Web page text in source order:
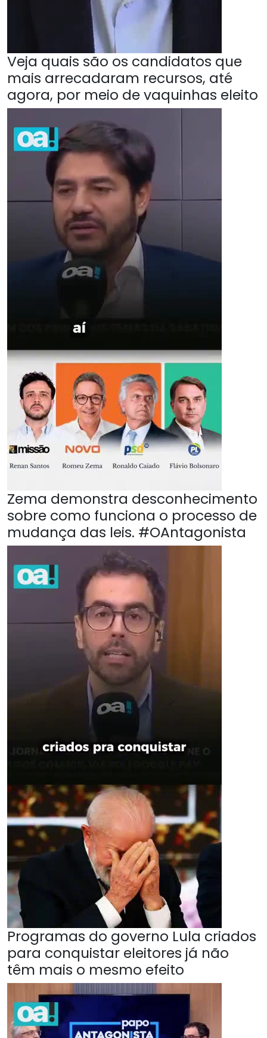
Veja quais são os candidatos que
mais arrecadaram recursos, até
agora, por meio de vaquinhas eleito
Zema demonstra desconhecimento
sobre como funciona o processo de
mudança das leis. #OAntagonista
Programas do governo Lula criados
para conquistar eleitores já não
têm mais o mesmo efeito